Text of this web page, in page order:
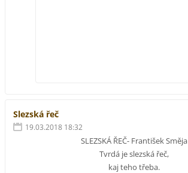
Slezská řeč
19.03.2018 18:32
SLEZSKÁ ŘEČ- František Směja
Tvrdá je slezská řeč,
kaj teho třeba.